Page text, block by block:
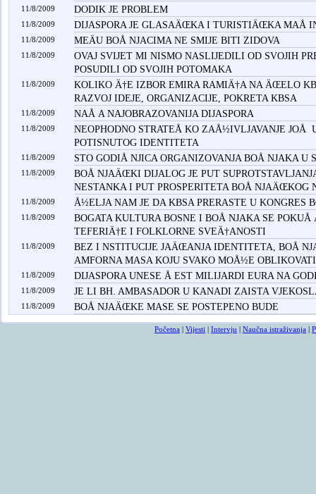
11/8/2009 DODIK JE PROBLEM
11/8/2009 DIJASPORA JE GLASAÄŒKA I TURISTIÄŒKA MAÅ
11/8/2009 MEÄU BOÅ NJACIMA NE SMIJE BITI ZIDOVA
11/8/2009
OVAJ SVIJET MI NISMO NASLIJEDILI OD SVOJIH
POSUDILI OD SVOJIH POTOMAKA
11/8/2009
KOLIKO Ä†E IZBOR EMIRA RAMIÄ†A NA ÄŒELO
RAZVOJ IDEJE, ORGANIZACIJE, POKRETA KBSA
11/8/2009 NAÅ A NAJOBRAZOVANIJA DIJASPORA
11/8/2009
NEOPHODNO STRATEÅ KO ZAÅ½IVLJAVANJE JOÅ
POTISNUTOG IDENTITETA
11/8/2009 STO GODIÅ NJICA ORGANIZOVANJA BOÅ NJAKA U
11/8/2009
BOÅ NJAÄŒKI DIJALOG JE PUT
NESTANKA I PUT PROSPERITETA BOÅ NJAÄŒKOG
11/8/2009 Å½ELJA NAM JE DA KBSA PRERASTE U KONGRES
11/8/2009
BOGATA KULTURA BOSNE I BOÅ NJAKA SE POKUÅ
TEFERIÄ†E I FOLKLORNE SVEÄ†ANOSTI
11/8/2009
BEZ I NSTITUCIJE JAÄŒANJA IDENTITETA, BOÅ
AMFORNA MASA KOJU SVAKO MOÅ½E OBLIKOVATI
11/8/2009 DIJASPORA UNESE Å EST MILIJARDI EURA NA
11/8/2009 JE LI BH. AMBASADOR U KANADI ZAISTA
11/8/2009 BOÅ NJAÄŒKE MASE SE POSTEPENO BUDE
Početna | Vijesti | Intervju | Naučna istraživanja |